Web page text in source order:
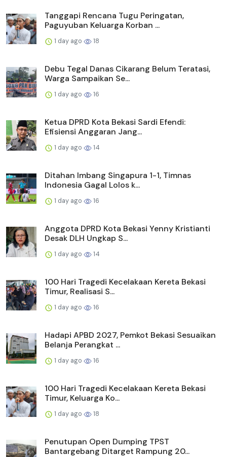
Tanggapi Rencana Tugu Peringatan,
Paguyuban Keluarga Korban ...
1 day ago 18
Debu Tegal Danas Cikarang Belum Teratasi,
Warga Sampaikan Se...
1 day ago 16
Ketua DPRD Kota Bekasi Sardi Efendi:
Efisiensi Anggaran Jang...
1 day ago 14
Ditahan Imbang Singapura 1-1, Timnas
Indonesia Gagal Lolos k...
1 day ago 16
Anggota DPRD Kota Bekasi Yenny Kristianti
Desak DLH Ungkap S...
1 day ago 14
100 Hari Tragedi Kecelakaan Kereta Bekasi
Timur, Realisasi S...
1 day ago 16
Hadapi APBD 2027, Pemkot Bekasi Sesuaikan
Belanja Perangkat ...
1 day ago 16
100 Hari Tragedi Kecelakaan Kereta Bekasi
Timur, Keluarga Ko...
1 day ago 18
Penutupan Open Dumping TPST
Bantargebang Ditarget Rampung 20...